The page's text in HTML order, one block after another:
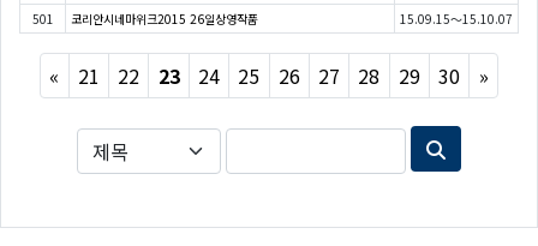
501
코리안시네마위크2015 26일상영작품 15.09.15～15.10.07
« Previous
21 22 23 24 25 26 27 28 29 30 »Next